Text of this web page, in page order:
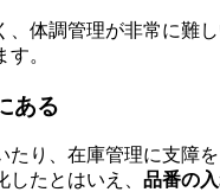
体調管理が非常に難
。
ある
り、在庫管理に支障
たとはいえ、 品番の